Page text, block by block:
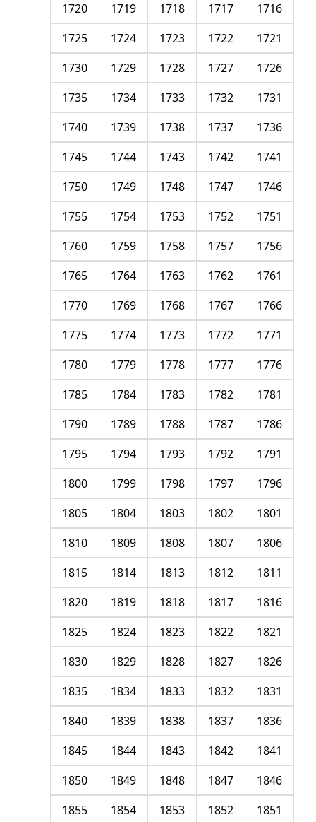
1716
1717
1718
1719
1720
1721
1722
1723
1724
1725
1726
1727
1728
1729
1730
1731
1732
1733
1734
1735
1736
1737
1738
1739
1740
1741
1742
1743
1744
1745
1746
1747
1748
1749
1750
1751
1752
1753
1754
1755
1756
1757
1758
1759
1760
1761
1762
1763
1764
1765
1766
1767
1768
1769
1770
1771
1772
1773
1774
1775
1776
1777
1778
1779
1780
1781
1782
1783
1784
1785
1786
1787
1788
1789
1790
1791
1792
1793
1794
1795
1796
1797
1798
1799
1800
1801
1802
1803
1804
1805
1806
1807
1808
1809
1810
1811
1812
1813
1814
1815
1816
1817
1818
1819
1820
1821
1822
1823
1824
1825
1826
1827
1828
1829
1830
1831
1832
1833
1834
1835
1836
1837
1838
1839
1840
1841
1842
1843
1844
1845
1846
1847
1848
1849
1850
1851
1852
1853
1854
1855